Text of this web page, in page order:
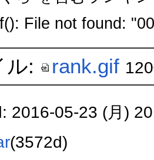
File not found:
ル: rank.gif
2016-05-23 (月)
(3572d)